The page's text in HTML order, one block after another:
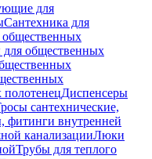
для
Сантехника для
общественных
для общественных
Диспенсеры
сантехнические,
фитинги внутренней
канализацииЛюки
Трубы для теплого